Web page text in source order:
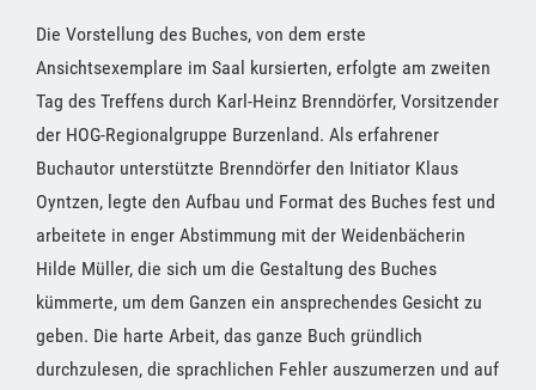
Die Vorstellung des Buches, von dem erste
Ansichtsexemplare im Saal kursierten, erfolgte am zweiten
Tag des Treffens durch Karl-Heinz Brenndörfer, Vorsitzender
der HOG-Regionalgruppe Burzenland. Als erfahrener
Buchautor unterstützte Brenndörfer den Initiator Klaus
Oyntzen, legte den Aufbau und Format des Buches fest und
arbeitete in enger Abstimmung mit der Weidenbächerin
Hilde Müller, die sich um die Gestaltung des Buches
kümmerte, um dem Ganzen ein ansprechendes Gesicht zu
geben. Die harte Arbeit, das ganze Buch gründlich
durchzulesen, die sprachlichen Fehler auszumerzen und auf